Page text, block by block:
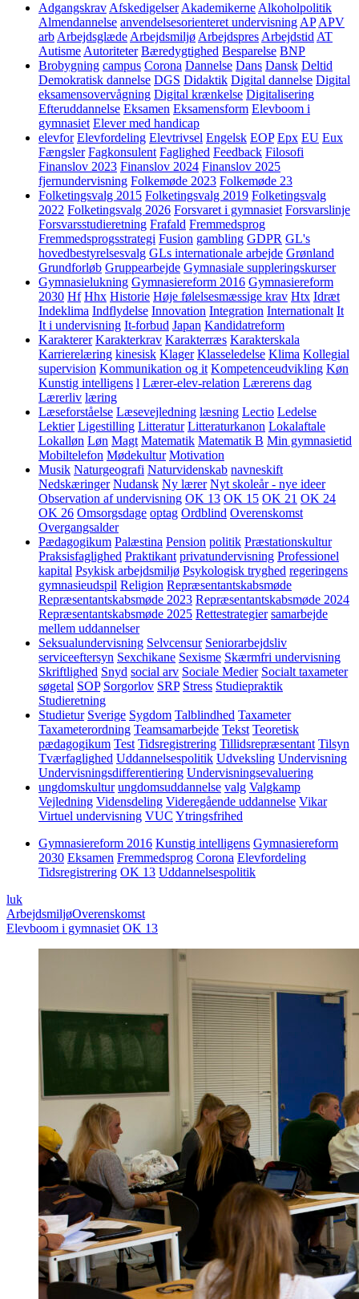
Adgangskrav Afskedigelser Akademikerne Alkoholpolitik
Almendannelse anvendelsesorienteret undervisning AP APV
arb Arbejdsglæde Arbejdsmiljø Arbejdspres Arbejdstid AT
Autisme Autoriteter Bæredygtighed Besparelse BNP
Brobygning campus Corona Dannelse Dans Dansk Deltid
Demokratisk dannelse DGS Didaktik Digital dannelse Digital
eksamensovervågning Digital krænkelse Digitalisering
Efteruddannelse Eksamen Eksamensform Elevboom i
gymnasiet Elever med handicap
elevfor Elevfordeling Elevtrivsel Engelsk EOP Epx EU Eux
Fængsler Fagkonsulent Faglighed Feedback Filosofi
Finanslov 2023 Finanslov 2024 Finanslov 2025
fjernundervisning Folkemøde 2023 Folkemøde 23
Folketingsvalg 2015 Folketingsvalg 2019 Folketingsvalg
2022 Folketingsvalg 2026 Forsvaret i gymnasiet Forsvarslinje
Forsvarsstudieretning Frafald Fremmedsprog
Fremmedsprogsstrategi Fusion gambling GDPR GL's
hovedbestyrelsesvalg GLs internationale arbejde Grønland
Grundforløb Gruppearbejde Gymnasiale suppleringskurser
Gymnasielukning Gymnasiereform 2016 Gymnasiereform
2030 Hf Hhx Historie Høje følelsesmæssige krav Htx Idræt
Indeklima Indflydelse Innovation Integration Internationalt It
It i undervisning It-forbud Japan Kandidatreform
Karakterer Karakterkrav Karakterræs Karakterskala
Karrierelæring kinesisk Klager Klasseledelse Klima Kollegial
supervision Kommunikation og it Kompetenceudvikling Køn
Kunstig intelligens l Lærer-elev-relation Lærerens dag
Lærerliv læring
Læseforståelse Læsevejledning læsning Lectio Ledelse
Lektier Ligestilling Litteratur Litteraturkanon Lokalaftale
Lokalløn Løn Magt Matematik Matematik B Min gymnasietid
Mobiltelefon Mødekultur Motivation
Musik Naturgeografi Naturvidenskab navneskift
Nedskæringer Nudansk Ny lærer Nyt skoleår - nye ideer
Observation af undervisning OK 13 OK 15 OK 21 OK 24
OK 26 Omsorgsdage optag Ordblind Overenskomst
Overgangsalder
Pædagogikum Palæstina Pension politik Præstationskultur
Praksisfaglighed Praktikant privatundervisning Professionel
kapital Psykisk arbejdsmiljø Psykologisk tryghed regeringens
gymnasieudspil Religion Repræsentantskabsmøde
Repræsentantskabsmøde 2023 Repræsentantskabsmøde 2024
Repræsentantskabsmøde 2025 Rettestrategier samarbejde
mellem uddannelser
Seksualundervisning Selvcensur Seniorarbejdsliv
serviceeftersyn Sexchikane Sexisme Skærmfri undervisning
Skriftlighed Snyd social arv Sociale Medier Socialt taxameter
søgetal SOP Sorgorlov SRP Stress Studiepraktik
Studieretning
Studietur Sverige Sygdom Talblindhed Taxameter
Taxameterordning Teamsamarbejde Tekst Teoretisk
pædagogikum Test Tidsregistrering Tillidsrepræsentant Tilsyn
Tværfaglighed Uddannelsespolitik Udveksling Undervisning
Undervisningsdifferentiering Undervisningsevaluering
ungdomskultur ungdomsuddannelse valg Valgkamp
Vejledning Vidensdeling Videregående uddannelse Vikar
Virtuel undervisning VUC Ytringsfrihed
Gymnasiereform 2016 Kunstig intelligens Gymnasiereform
2030 Eksamen Fremmedsprog Corona Elevfordeling
Tidsregistrering OK 13 Uddannelsespolitik
luk
ArbejdsmiljøOverenskomst
Elevboom i gymnasiet OK 13